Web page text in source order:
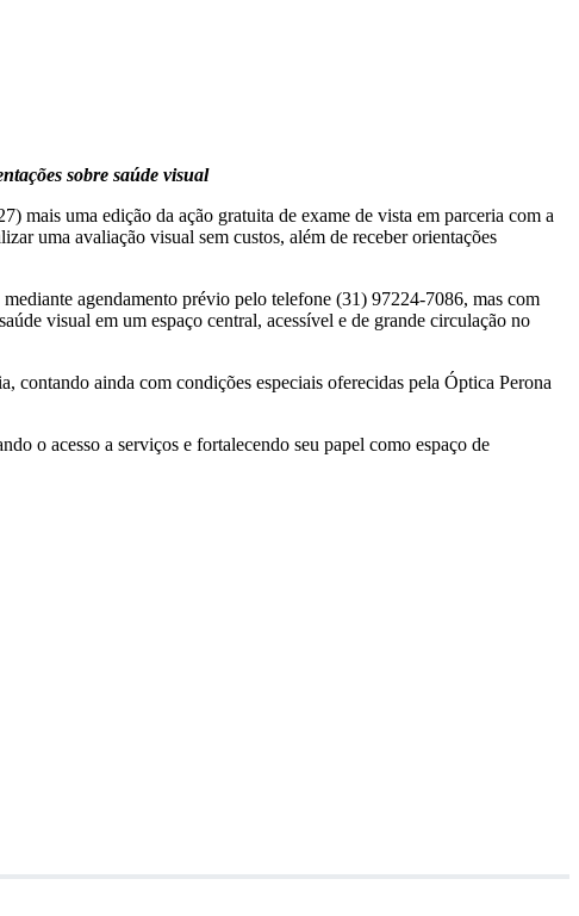
sobre saúde visual
mais uma edição da ação gratuita de exame de vista em parceria com a
uma avaliação visual sem custos, além de receber orientações
agendamento prévio pelo telefone (31) 97224-7086, mas com
visual em um espaço central, acessível e de grande circulação no
contando ainda com condições especiais oferecidas pela Óptica Perona
o acesso a serviços e fortalecendo seu papel como espaço de